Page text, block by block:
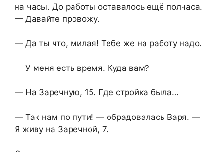
на часы. До работы оставалось ещё полчаса.
— Давайте провожу.
— Да ты что, милая! Тебе же на работу надо.
— У меня есть время. Куда вам?
— На Заречную, 15. Где стройка была…
— Так нам по пути! — обрадовалась Варя. —
Я живу на Заречной, 7.